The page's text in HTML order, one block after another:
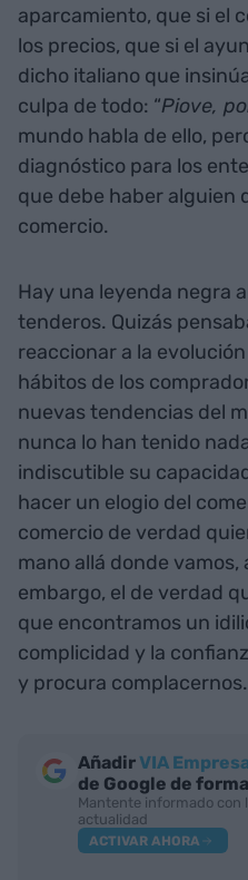
aparcamiento, que si el
los precios, que si el
dicho italiano que
culpa de todo: “Piove,
mundo habla de ello,
diagnóstico para los
que debe haber alguien
comercio.
Hay una leyenda negra
tenderos. Quizás
reaccionar a la
hábitos de los
nuevas tendencias del
nunca lo han tenido
indiscutible su
hacer un elogio del
comercio de verdad
mano allá donde vamos,
embargo, el de verdad
que encontramos un
complicidad y la
y procura
AñadirVIA
de Google de
Mantente informado con
actualidad
ACTIVAR AHORA